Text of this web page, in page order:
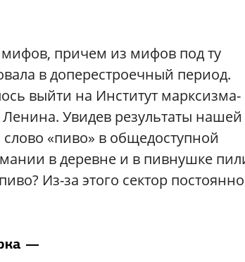
причем из мифов под ту
в доперестроечный период.
выйти на Институт марксизма-
Увидев результаты нашей
«пиво» в общедоступной
в деревне и в пивнушке
Из-за этого сектор постоянно
—